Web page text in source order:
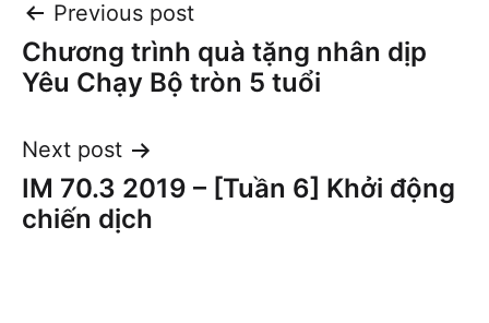
Post
navigation
Previous post
Chương trình quà tặng nhân dịp
Yêu Chạy Bộ tròn 5 tuổi
Next post
IM 70.3 2019 – [Tuần 6] Khởi động
chiến dịch